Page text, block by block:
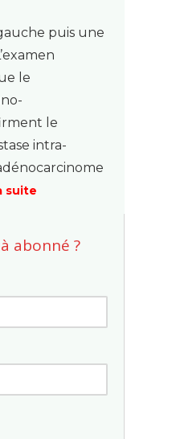
puis une
le
le
intra-
suite
abonné ?